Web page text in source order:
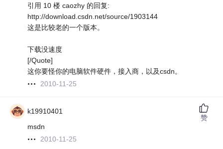
引用 10 楼 caozhy 的回复:
http://download.csdn.net/source/1903144
这是比较老的一个版本。
下载没速度
[/Quote]
这你要怪你的电脑软件硬件，接入商，以及csdn。
2010-11-25
k19910401
msdn
2010-11-25
赞